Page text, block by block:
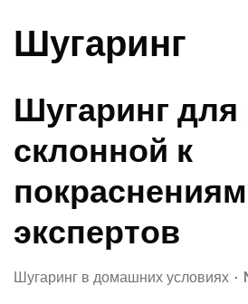
Шугаринг
Шугаринг для
склонной к
экспертов
Шугаринг в домашних условиях